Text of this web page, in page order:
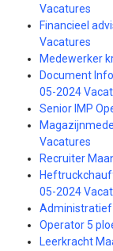
Vacatures
Financieel
Vacatures
Medewerker
Document
05-2024
Senior IMP
Vacatures
Recruiter
05-2024
Administratief
Operator 5
Leerkracht